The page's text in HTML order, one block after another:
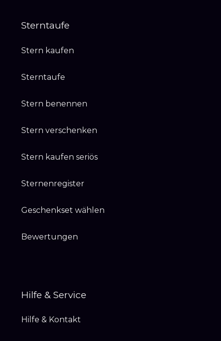
Sterntaufe
Stern kaufen
Sterntaufe
Stern benennen
Stern verschenken
Stern kaufen seriös
Sternenregister
Geschenkset wählen
Bewertungen
Hilfe & Service
Hilfe & Kontakt